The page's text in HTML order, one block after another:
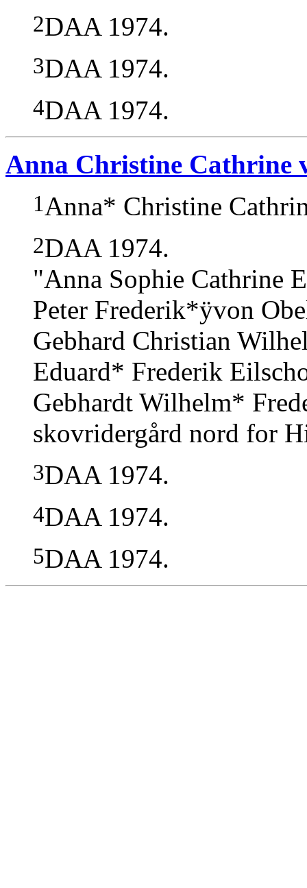
2DAA 1974.
3DAA 1974.
4DAA 1974.
Anna Christine Cathrine
1Anna* Christine
2DAA 1974.
"Anna Sophie Cathrine
Peter Frederik*ÿvon
Gebhard Christian
Eduard* Frederik
Gebhardt Wilhelm*
skovridergård nord for
3DAA 1974.
4DAA 1974.
5DAA 1974.